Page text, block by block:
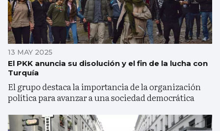
13 MAY 2025
El PKK anuncia su disolución y el fin de la lucha con
Turquía
El grupo destaca la importancia de la organización
política para avanzar a una sociedad democrática